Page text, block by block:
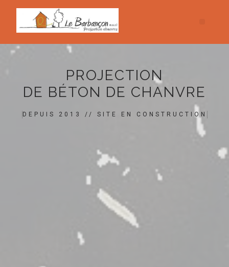
PROJECTION
DE BÉTON DE CHANVRE
DEPUIS 2013 // SITE EN CONSTRUCTION